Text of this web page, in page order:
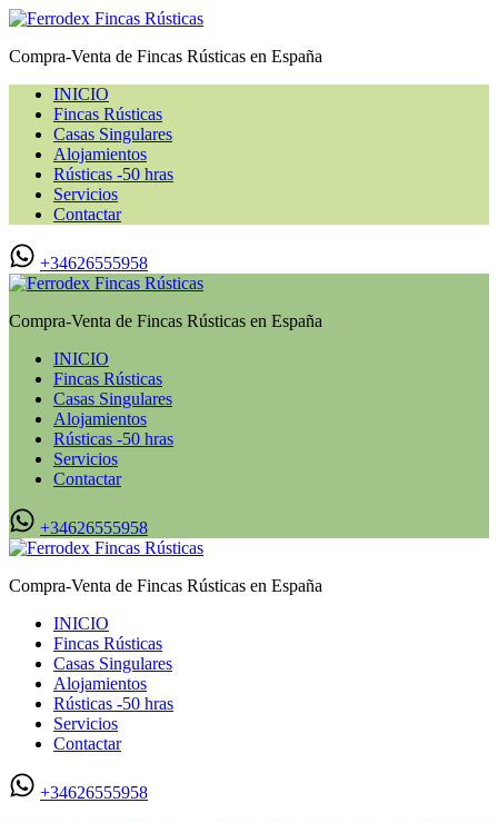
Compra-Venta de Fincas Rústicas en España
INICIO
Fincas Rústicas
Casas Singulares
Alojamientos
Rústicas -50 hras
Servicios
Contactar
+34626555958
Compra-Venta de Fincas Rústicas en España
INICIO
Fincas Rústicas
Casas Singulares
Alojamientos
Rústicas -50 hras
Servicios
Contactar
+34626555958
Compra-Venta de Fincas Rústicas en España
INICIO
Fincas Rústicas
Casas Singulares
Alojamientos
Rústicas -50 hras
Servicios
Contactar
+34626555958